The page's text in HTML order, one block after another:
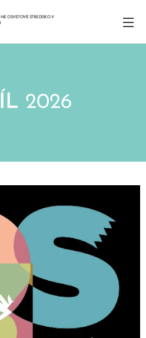
OSVETOVÉ STREDISKO V
2026